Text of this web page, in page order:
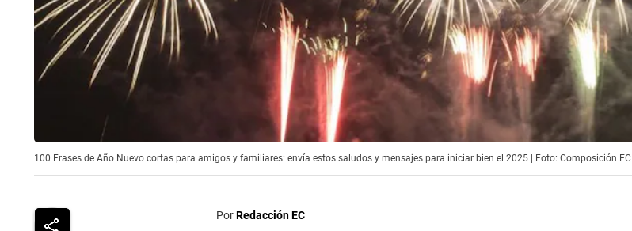
100 Frases de Año Nuevo cortas para amigos y familiares: envía estos saludos y mensajes para iniciar bien el 2025 | Foto: Composición EC
PorRedacción EC